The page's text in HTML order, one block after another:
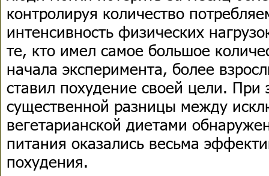
контролируя количество
интенсивность физических
те, кто имел самое большое
начала эксперимента, более
ставил похудение своей цели. При
существенной разницы между
вегетарианской диетами
питания оказались весьма
похудения.